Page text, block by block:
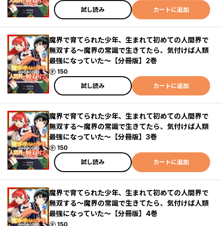
試し読み
カートに追加
魔界で育てられた少年、生まれて初めての人間界で
無双する～魔界の常識で生きてたら、気付けば人類
最強になっていた～【分冊版】2巻
150
ポイント
試し読み
カートに追加
魔界で育てられた少年、生まれて初めての人間界で
無双する～魔界の常識で生きてたら、気付けば人類
最強になっていた～【分冊版】3巻
150
ポイント
試し読み
カートに追加
魔界で育てられた少年、生まれて初めての人間界で
無双する～魔界の常識で生きてたら、気付けば人類
最強になっていた～【分冊版】4巻
150
ポイント